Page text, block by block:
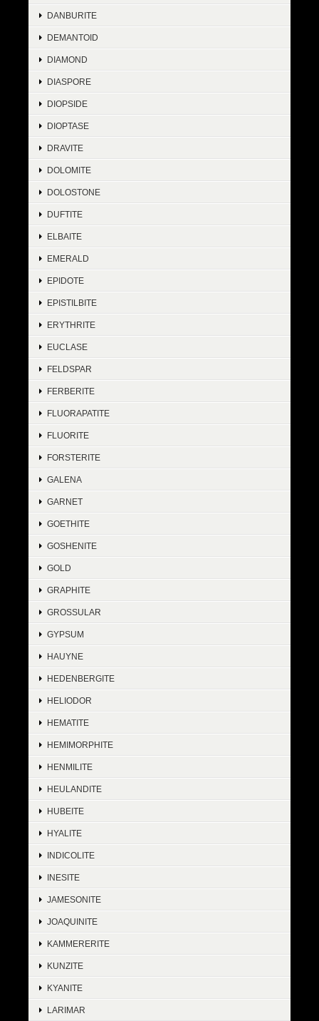
DANBURITE
DEMANTOID
DIAMOND
DIASPORE
DIOPSIDE
DIOPTASE
DRAVITE
DOLOMITE
DOLOSTONE
DUFTITE
ELBAITE
EMERALD
EPIDOTE
EPISTILBITE
ERYTHRITE
EUCLASE
FELDSPAR
FERBERITE
FLUORAPATITE
FLUORITE
FORSTERITE
GALENA
GARNET
GOETHITE
GOSHENITE
GOLD
GRAPHITE
GROSSULAR
GYPSUM
HAUYNE
HEDENBERGITE
HELIODOR
HEMATITE
HEMIMORPHITE
HENMILITE
HEULANDITE
HUBEITE
HYALITE
INDICOLITE
INESITE
JAMESONITE
JOAQUINITE
KAMMERERITE
KUNZITE
KYANITE
LARIMAR